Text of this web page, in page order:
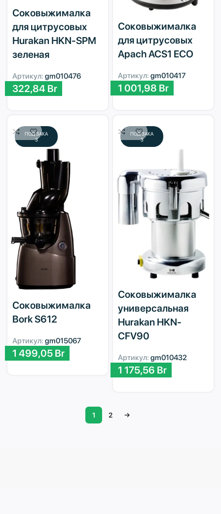
Соковыжималка
для цитрусовых
Hurakan HKN-SPM
зеленая
Артикул: gm010476
322,84 Br
Соковыжималка
для цитрусовых
Apach ACS1 ECO
Артикул: gm010417
1 001,98 Br
ПОД ЗАКА
З
Соковыжималка
Bork S612
Артикул: gm015067
1 499,05 Br
ПОД ЗАКА
З
Соковыжималка
универсальная
Hurakan HKN-
CFV90
Артикул: gm010432
1 175,56 Br
1 2 →